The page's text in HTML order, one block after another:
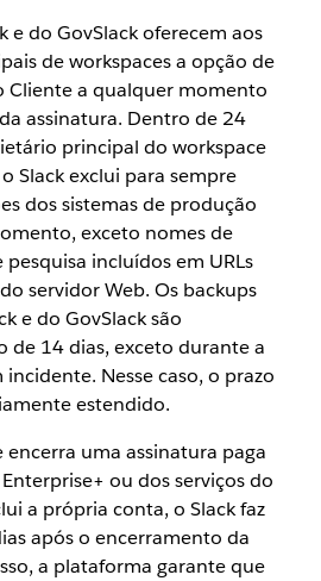
e do GovSlack oferecem aos
de workspaces a opção de
Cliente a qualquer momento
assinatura. Dentro de 24
principal do workspace
Slack exclui para sempre
dos sistemas de produção
exceto nomes de
incluídos em URLs
servidor Web. Os backups
e do GovSlack são
de 14 dias, exceto durante a
Nesse caso, o prazo
estendido.
uma assinatura paga
ou dos serviços do
a própria conta, o Slack faz
após o encerramento da
a plataforma garante que